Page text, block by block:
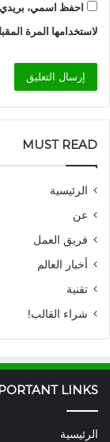
احفظ اسمي، بريدي
لاستخدامها المرة
MUST READ
الرئيسية
عن
فريق العمل
أخبار العالم
تقنية
شراء القالب!
LINKS
الرئيسية